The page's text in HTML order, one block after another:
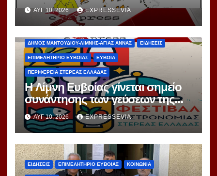
ΑΥΓ 10, 2026 EXPRESSEVIA
ΔΗΜΟΣ ΜΑΝΤΟΥΔΙΟΥ-ΛΙΜΝΗΣ-ΑΓΙΑΣ ΑΝΝΑΣ ΕΙΔΗΣΕΙΣ
ΕΠΙΜΕΛΗΤΗΡΙΟ ΕΥΒΟΙΑΣ ΕΥΒΟΙΑ
ΠΕΡΙΦΕΡΕΙΑ ΣΤΕΡΕΑΣ ΕΛΛΑΔΑΣ
Η Λίμνη Ευβοίας γίνεται σημείο
συνάντησης των γεύσεων της
Στερεάς Ελλάδας
ΑΥΓ 10, 2026 EXPRESSEVIA
ΕΙΔΗΣΕΙΣ ΕΠΙΜΕΛΗΤΗΡΙΟ ΕΥΒΟΙΑΣ ΚΟΙΝΩΝΙΑ